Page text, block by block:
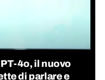
4o, il nuovo
di parlare e